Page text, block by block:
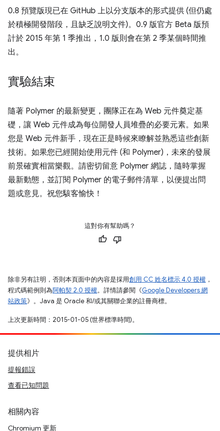
0.8 預覽版現已在 GitHub 上以分支版本的形式提供 (但仍處
於積極開發階段，且缺乏說明文件)。0.9 版官方 Beta 版預
計於 2015 年第 1 季推出，1.0 版則會在第 2 季某個時間推
出。
實驗結束
隨著 Polymer 的最新變更，團隊正在為 Web 元件奠定基
礎，讓 Web 元件成為每位開發人員堆疊的必要元素。如果
您是 Web 元件新手，現在正是時候來瞭解並熟悉這些創新
技術。如果您已經開始使用元件 (和 Polymer)，未來的發展
前景確實相當樂觀。請密切留意 Polymer 網誌，隨時掌握
最新動態，並訂閱 Polymer 的電子郵件清單，以便提出問
題或意見。祝您駭客愉快！
這對你有幫助嗎？
除非另有註明，否則本頁面中的內容是採用創用 CC 姓名標示 4.0 授權 ，
程式碼範例則為阿帕契 2.0 授權。詳情請參閱《Google Developers 網
站政策》。Java 是 Oracle 和/或其關聯企業的註冊商標。
上次更新時間：2015-01-05 (世界標準時間)。
提供相片
提報錯誤
查看已知問題
相關內容
Chromium 更新